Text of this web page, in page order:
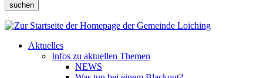
suchen
Aktuelles
Infos zu aktuellen Themen
NEWS